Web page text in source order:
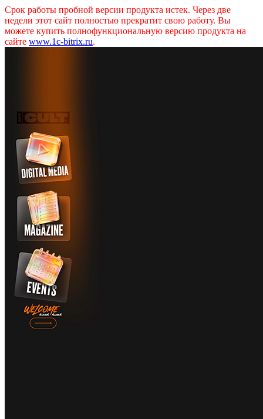
Срок работы пробной версии продукта истек. Через две
недели этот сайт полностью прекратит свою работу. Вы
можете купить полнофункциональную версию продукта на
сайте www.1c-bitrix.ru.